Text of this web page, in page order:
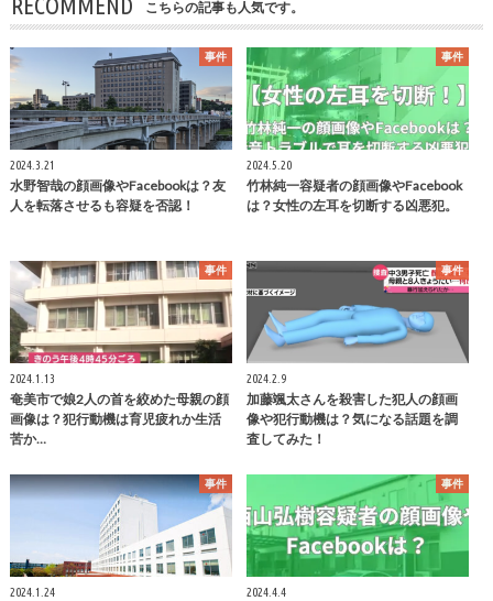
RECOMMEND こちらの記事も人気です。
事件
2024.3.21
水野智哉の顔画像やFacebookは？友
人を転落させるも容疑を否認！
事件
2024.5.20
竹林純一容疑者の顔画像やFacebook
は？女性の左耳を切断する凶悪犯。
事件
2024.1.13
奄美市で娘2人の首を絞めた母親の顔
画像は？犯行動機は育児疲れか生活
苦か…
事件
2024.2.9
加藤颯太さんを殺害した犯人の顔画
像や犯行動機は？気になる話題を調
査してみた！
事件
2024.1.24
事件
2024.4.4